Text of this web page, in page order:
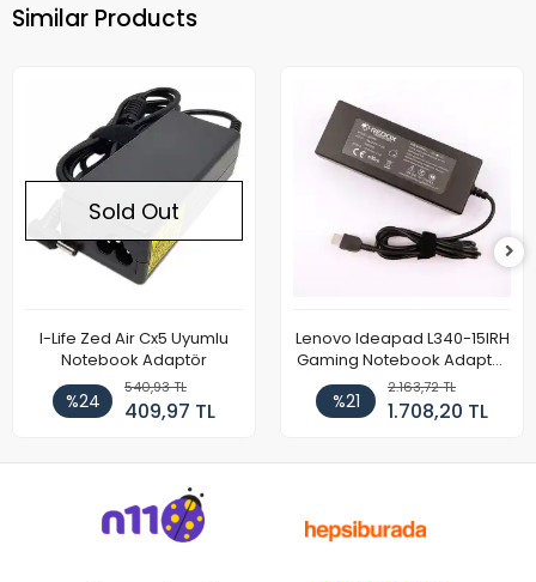
Similar Products
Sold Out
I-Life Zed Air Cx5 Uyumlu
Notebook Adaptör
%24
540,93 TL
409,97 TL
Lenovo Ideapad L340-15IRH
Gaming Notebook Adaptör
Cihazı Şarj Aleti (150W)
%21
2.163,72 TL
1.708,20 TL